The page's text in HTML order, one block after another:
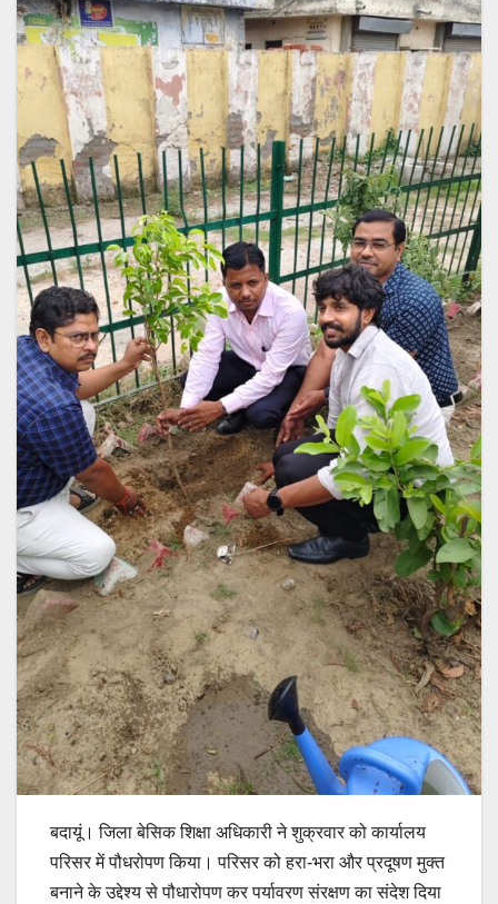
बदायूं। जिला बेसिक शिक्षा अधिकारी ने शुक्रवार को कार्यालय
परिसर में पौधरोपण किया। परिसर को हरा-भरा और प्रदूषण मुक्त
बनाने के उद्देश्य से पौधारोपण कर पर्यावरण संरक्षण का संदेश दिया